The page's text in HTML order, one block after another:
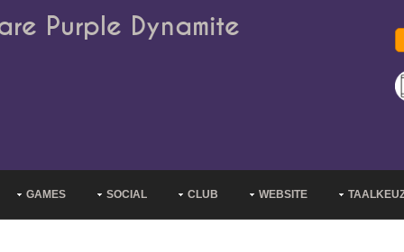
Purple Dynamite
GAMES SOCIAL CLUB WEBSITE